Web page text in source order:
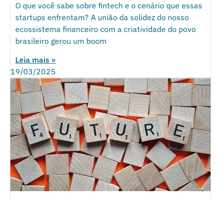
O que você sabe sobre fintech e o cenário que essas
startups enfrentam? A união da solidez do nosso
ecossistema financeiro com a criatividade do povo
brasileiro gerou um boom
Leia mais »
19/03/2025